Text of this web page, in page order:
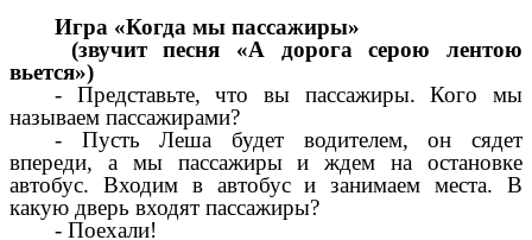
Игра «Когда мы пассажиры»
(звучит песня «А дорога серою лентою
вьется»)
- Представьте, что вы пассажиры. Кого мы
называем пассажирами?
- Пусть Леша будет водителем, он сядет
впереди, а мы пассажиры и ждем на остановке
автобус. Входим в автобус и занимаем места. В
какую дверь входят пассажиры?
- Поехали!